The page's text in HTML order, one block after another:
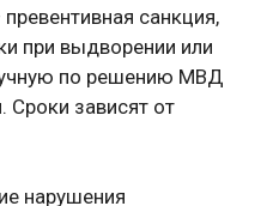
санкция,
при выдворении или
по решению МВД
Сроки зависят от
нарушения